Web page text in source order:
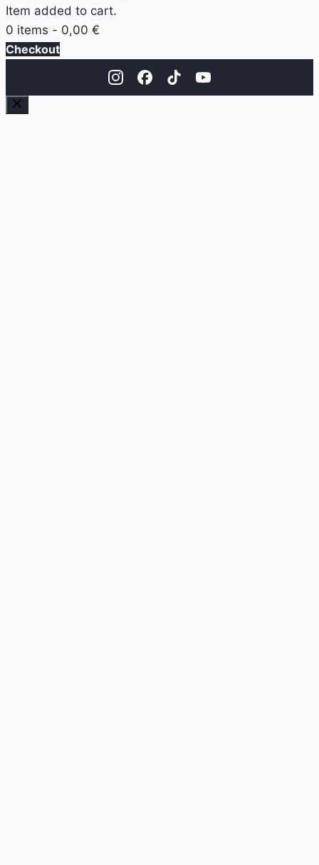
Item added to cart.
0 items - 0,00 €
Checkout
Close